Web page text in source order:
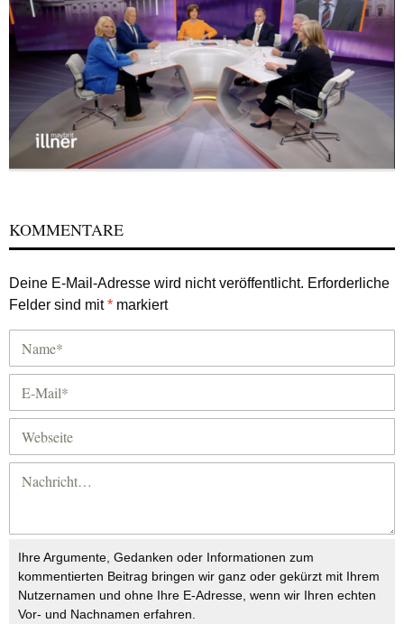
KOMMENTARE
Deine E-Mail-Adresse wird nicht veröffentlicht. Erforderliche
Felder sind mit* markiert
Ihre Argumente, Gedanken oder Informationen zum
kommentierten Beitrag bringen wir ganz oder gekürzt mit Ihrem
Nutzernamen und ohne Ihre E-Adresse, wenn wir Ihren echten
Vor- und Nachnamen erfahren.